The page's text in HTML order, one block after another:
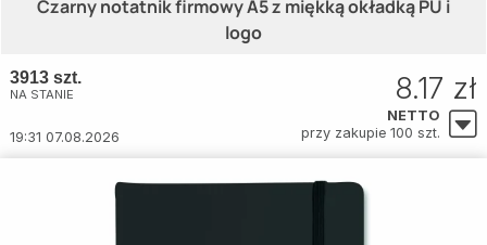
Czarny notatnik firmowy A5 z miękką okładką PU i
logo
3913 szt.
NA STANIE
19:31 07.08.2026
8.17 zł
NETTO
przy zakupie 100 szt.